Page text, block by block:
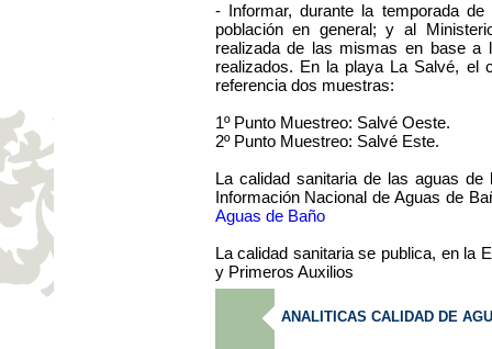
- Informar, durante la temporada
población en general; y al
realizada de las mismas en base a
realizados. En la playa La Salvé, el
referencia dos muestras:
1º Punto Muestreo: Salvé Oeste.
2º Punto Muestreo: Salvé Este.
La calidad sanitaria de las aguas
Información Nacional de Aguas de
Aguas de Baño
La calidad sanitaria se publica, en la
y Primeros Auxilios
ANALITICAS CALIDAD DE